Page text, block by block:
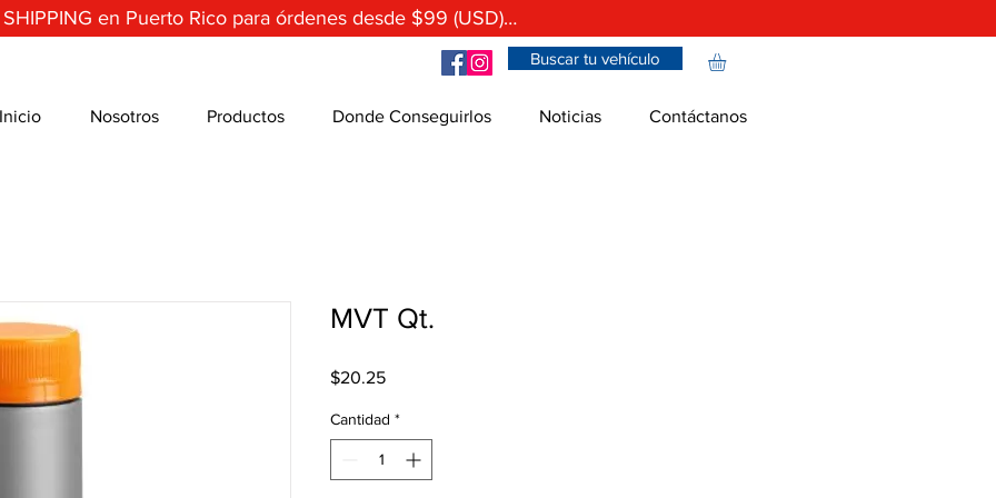
SHIPPING en Puerto Rico para órdenes desde $99 (USD)…
Buscar tu vehículo
Inicio Nosotros Productos Donde Conseguirlos Noticias Contáctanos
MVT Qt.
$20.25Precio
Cantidad *